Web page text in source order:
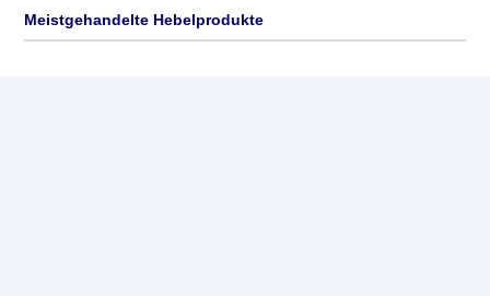
Meistgehandelte Hebelprodukte